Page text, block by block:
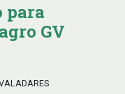
para
GV